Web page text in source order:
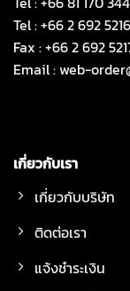
Tel : +66 2 692 5216
Fax : +66 2 692
Email :web-
เกี่ยวกับเรา
เกี่ยวกับบริษัท
ติดต่อเรา
แจ้งชำระเงิน